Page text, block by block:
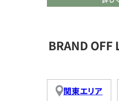
BRAND
関東エリア